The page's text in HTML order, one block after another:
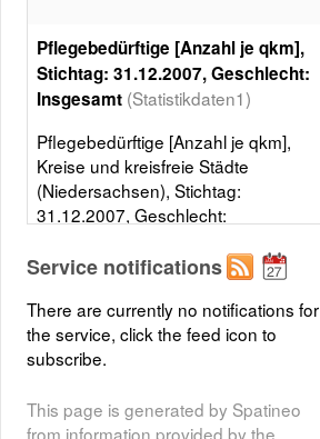
Pflegebedürftige [Anzahl je qkm],
Stichtag: 31.12.2007, Geschlecht:
Insgesamt (Statistikdaten1)
Pflegebedürftige [Anzahl je qkm],
Kreise und kreisfreie Städte
(Niedersachsen), Stichtag:
31.12.2007, Geschlecht:
Besetzungen
Layer metadata (xml)
Service notifications
There are currently no notifications for
the service, click the feed icon to
subscribe.
This page is generated by Spatineo
from information provided by the